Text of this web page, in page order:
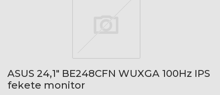
ASUS 24,1" BE248CFN WUXGA 100Hz IPS
fekete monitor